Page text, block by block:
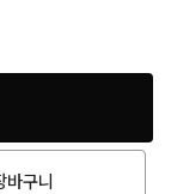
바구니